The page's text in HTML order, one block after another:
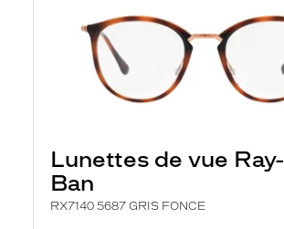
Lunettes de vue Ray-
Ban
RX7140 5687 GRIS FONCE